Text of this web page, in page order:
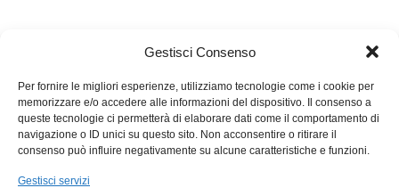
Gestisci Consenso
Per fornire le migliori esperienze, utilizziamo tecnologie come i cookie per
memorizzare e/o accedere alle informazioni del dispositivo. Il consenso a
queste tecnologie ci permetterà di elaborare dati come il comportamento di
navigazione o ID unici su questo sito. Non acconsentire o ritirare il
consenso può influire negativamente su alcune caratteristiche e funzioni.
Gestisci servizi
di Chiasso. Qui Cucchi sposa tecnica grafica e collage dando
diviene lo strumento per far emergere le sue esuberanti
suggestioni in una primordiale semplicità.